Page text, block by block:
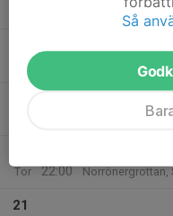
Lokalen,
Ons KFUM Hallen
KFUM-hallen
Tor
22:00
Norrönergrottan,
21
Så